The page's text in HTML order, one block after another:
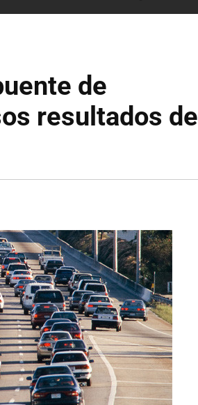
de
resultados de